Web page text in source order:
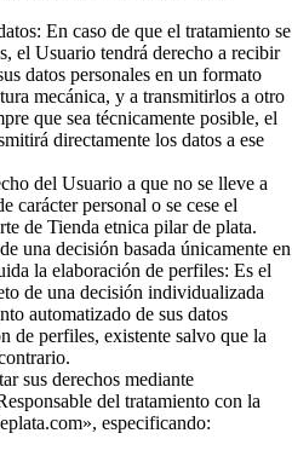
En caso de que el tratamiento se
el Usuario tendrá derecho a recibir
datos personales en un formato
mecánica, y a transmitirlos a otro
que sea técnicamente posible, el
directamente los datos a ese
del Usuario a que no se lleve a
carácter personal o se cese el
de Tienda etnica pilar de plata.
una decisión basada únicamente en
la elaboración de perfiles: Es el
de una decisión individualizada
automatizado de sus datos
de perfiles, existente salvo que la
sus derechos mediante
del tratamiento con la
especificando: